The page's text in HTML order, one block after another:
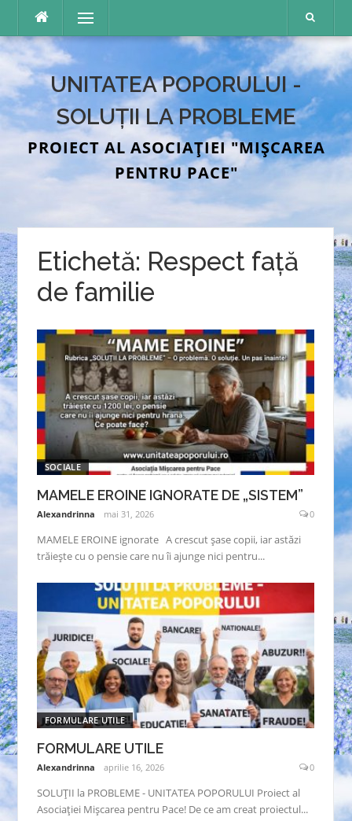
conținut
Meniu
UNITATEA POPORULUI -
SOLUȚII LA PROBLEME
PROIECT AL ASOCIAȚIEI "MIȘCAREA
PENTRU PACE"
Etichetă: Respect față
de familie
SOCIALE
MAMELE EROINE IGNORATE DE „SISTEM”
Alexandrinna mai 31, 2026 0
MAMELE EROINE ignorate A crescut șase copii, iar astăzi
trăiește cu o pensie care nu îi ajunge nici pentru...
FORMULARE UTILE
FORMULARE UTILE
Alexandrinna aprilie 16, 2026 0
SOLUȚII la PROBLEME - UNITATEA POPORULUI Proiect al
Asociației Mișcarea pentru Pace! De ce am creat proiectul...